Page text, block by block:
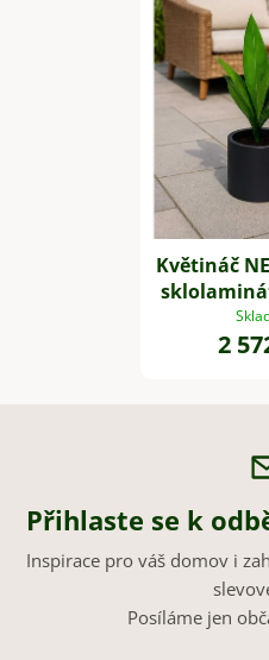
Květináč
2
Přihlaste se k
Inspirace pro váš domov i
Posíláme jen